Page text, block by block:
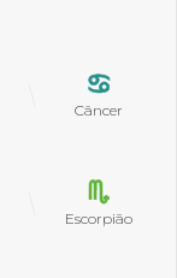
Câncer
Escorpião